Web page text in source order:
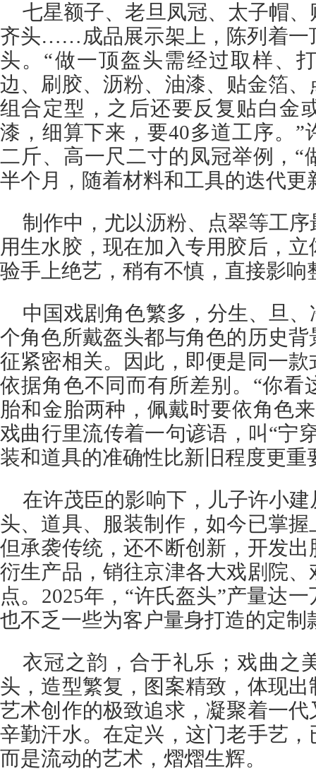
七星额子、老旦凤冠、太子帽
齐头……成品展示架上，陈列着一
头。“做一顶盔头需经过取样、
边、刷胶、沥粉、油漆、贴金箔
组合定型，之后还要反复贴白金
漆，细算下来，要40多道工序。”
二斤、高一尺二寸的凤冠举例，“
半个月，随着材料和工具的迭代更
制作中，尤以沥粉、点翠等工
用生水胶，现在加入专用胶后，
验手上绝艺，稍有不慎，直接影响
中国戏剧角色繁多，分生、旦
个角色所戴盔头都与角色的历史
征紧密相关。因此，即便是同一
依据角色不同而有所差别。“你看
胎和金胎两种，佩戴时要依角色
戏曲行里流传着一句谚语，叫“宁
装和道具的准确性比新旧程度更重
在许茂臣的影响下，儿子许小
头、道具、服装制作，如今已掌
但承袭传统，还不断创新，开发
衍生产品，销往京津各大戏剧院
点。2025年，“许氏盔头”产量达
也不乏一些为客户量身打造的定制
衣冠之韵，合于礼乐；戏曲之
头，造型繁复，图案精致，体现
艺术创作的极致追求，凝聚着一
辛勤汗水。在定兴，这门老手艺
而是流动的艺术，熠熠生辉。